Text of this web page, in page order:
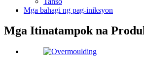
Mga bahagi ng pag-iniksyon
Mga Itinatampok na